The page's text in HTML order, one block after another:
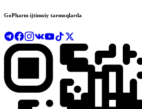
GoPharm ijtimoiy tarmoqlarda